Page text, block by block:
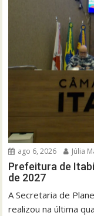
ago 6, 2026 Júlia
Prefeitura de
de 2027
A Secretaria de
realizou na última